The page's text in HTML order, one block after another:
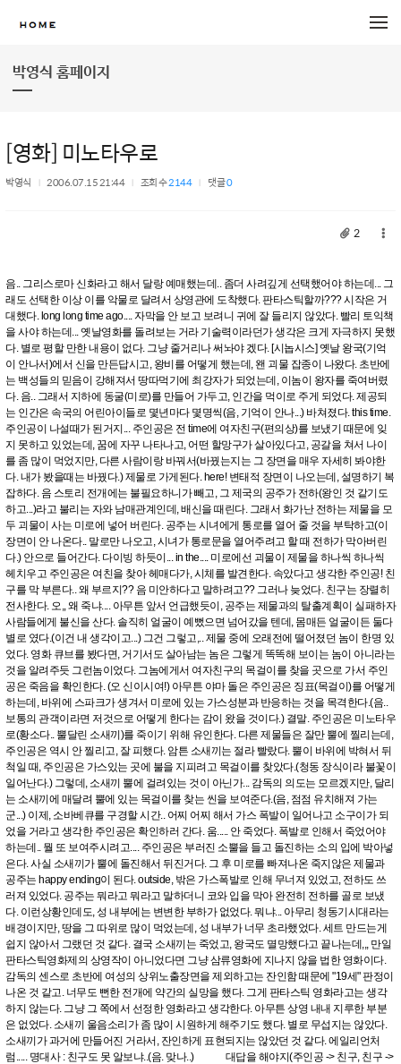
박영식 홈페이지
[영화] 미노타우로
박영식 2006.07.15 21:44 조회 수2144 댓글0
2
음.. 그리스로마 신화라고 해서 달랑 예매했는데.. 좀더 사려깊게 선택했어야 하는데... 그
래도 선택한 이상 이를 악물로 달려서 상영관에 도착했다. 판타스틱할까??? 시작은 거
대했다. long long time ago.... 자막을 안 보고 보려니 귀에 잘 들리지 않았다. 빨리 토익책
을 사야 하는데... 옛날영화를 돌려보는 거라 기술력이라던가 생각은 크게 자극하지 못했
다. 별로 평할 만한 내용이 없다. 그냥 줄거리나 써놔야 겠다. [시놉시스] 옛날 왕국(기억
이 안나서)에서 신을 만든답시고, 왕비를 어떻게 했는데, 왠 괴물 잡종이 나왔다. 초반에
는 백성들의 믿음이 강해져서 땅따먹기에 최강자가 되었는데, 이놈이 왕자를 죽여버렸
다. 음.. 그래서 지하에 동굴(미로)를 만들어 가두고, 인간을 먹이로 주게 되었다. 제공되
는 인간은 속국의 어린아이들로 몇년마다 몇명씩(음, 기억이 안나...) 바쳐졌다. this time.
주인공이 나설때가 된거지... 주인공은 전 time에 여자친구(편의상)를 보냈기 때문에 잊
지 못하고 있었는데, 꿈에 자꾸 나타나고, 어떤 할망구가 살아있다고, 공갈을 쳐서 나이
를 좀 많이 먹었지만, 다른 사람이랑 바꿔서(바꿨는지는 그 장면을 매우 자세히 봐야한
다. 내가 봤을때는 바꿨다.) 제물로 가게된다. here! 변태적 장면이 나오는데, 설명하기 복
잡하다. 음 스토리 전개에는 불필요하니가 빼고, 그 제국의 공주가 전하(왕인 것 같기도
하고...)라고 불리는 자와 남매관계인데, 배신을 때린다. 그래서 화가난 전하는 제물을 모
두 괴물이 사는 미로에 넣어 버린다. 공주는 시녀에게 통로를 열어 줄 것을 부탁하고(이
장면이 안 나온다.. 말로만 나오고, 시녀가 통로문을 열어주려고 할 때 전하가 막아버린
다.) 안으로 들어간다. 다이빙 하듯이... in the.... 미로에선 괴물이 제물을 하나씩 하나씩
헤치우고 주인공은 여친을 찾아 헤매다가, 시체를 발견한다. 속았다고 생각한 주인공! 친
구를 막 부른다.. 왜 부르지?? 음 미안하다고 말하려고?? 그러나 늦었다. 친구는 장렬히
전사한다. 오,, 왜 죽냐.... 아무튼 앞서 언급했듯이, 공주는 제물과의 탈출계획이 실패하자
사람들에게 불신을 산다. 솔직히 얼굴이 예뻤으면 넘어갔을 텐데, 몸매든 얼굴이든 둘다
별로 였다.(이건 내 생각이고...) 그건 그렇고,.. 제물 중에 오래전에 떨어졌던 놈이 한명 있
었다. 영화 큐브를 봤다면, 거기서도 살아남는 놈은 그렇게 똑똑해 보이는 놈이 아니라는
것을 알려주듯 그런놈이었다. 그놈에게서 여자친구의 목걸이를 찾을 곳으로 가서 주인
공은 죽음을 확인한다. (오 신이시여!) 아무튼 야마 돌은 주인공은 징표(목걸이)를 어떻게
하는데, 바위에 스파크가 생겨서 미로에 있는 가스성분과 반응하는 것을 목격한다.(음..
보통의 관객이라면 저것으로 어떻게 한다는 감이 왔을 것이다.) 결말. 주인공은 미노타우
로(황소다.. 뿔달린 소새끼)를 죽이기 위해 유인한다. 다른 제물들은 잘만 뿔에 찔리는데,
주인공은 역시 안 찔리고, 잘 피했다. 암튼 소새끼는 절라 빨랐다. 뿔이 바위에 박혀서 뒤
척일 때, 주인공은 가스있는 곳에 불을 지피려고 목걸이를 찾았다.(청동 장식이라 불꽃이
일어난다.) 그렇데, 소새끼 뿔에 걸려있는 것이 아닌가... 감독의 의도는 모르겠지만, 달리
는 소새끼에 매달려 뿔에 있는 목걸이를 찾는 씬을 보여준다.(음, 점점 유치해져 가는
군...) 이제, 소바베큐를 구경할 시간.. 어찌 어찌 해서 가스 폭발이 일어나고 소구이가 되
었을 거라고 생각한 주인공은 확인하러 간다. 움..... 안 죽었다. 폭발로 인해서 죽었어야
하는데.. 뭘 또 보여주시려고.... 주인공은 부러진 소뿔을 들고 돌진하는 소의 입에 박아넣
은다. 사실 소새끼가 뿔에 돌진해서 뒤진거다. 그 후 미로를 빠져나온 죽지않은 제물과
공주는 happy ending이 된다. outside, 밖은 가스폭발로 인해 무너져 있었고, 전하도 쓰
러져 있었다. 공주는 뭐라고 뭐라고 말하더니 코와 입을 막아 완전히 전하를 골로 보냈
다. 이런상황인데도, 성 내부에는 변변한 부하가 없었다. 뭐냐... 아무리 청동기시대라는
배경이지만, 땅을 그 따위로 많이 먹었는데, 성 내부가 너무 초라했었다. 세트 만드는게
쉽지 않아서 그랬던 것 같다. 결국 소새끼는 죽었고, 왕국도 멸망했다고 끝나는데,,, 만일
판타스틱영화제의 상영작이 아니었다면 그냥 삼류영화에 지나지 않을 법한 영화이다.
감독의 센스로 초반에 여성의 상위노출장면을 제외하고는 잔인함 때문에 "19세" 판정이
나온 것 같고. 너무도 뻔한 전개에 약간의 실망을 했다. 그게 판타스틱 영화라고는 생각
하지 않는다. 그냥 그 쪽에서 선정한 영화라고 생각한다. 아무튼 상영 내내 지루한 부분
은 없었다. 소새끼 울음소리가 좀 많이 시원하게 해주기도 했다. 별로 무섭지는 않았다.
소새끼가 과거에 만들어진 거라서, 잔인하게 표현되지는 않았던 것 같다. 에일리언처
럼..... 명대사 : 친구도 못 알보냐..(음. 맞나..) 대답을 해야지(주인공 -> 친구, 친구 ->